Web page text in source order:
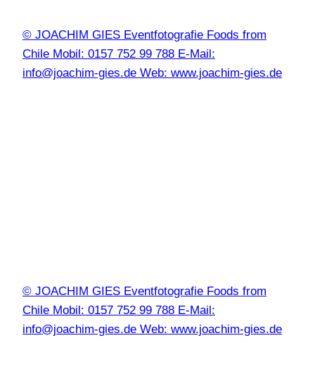
© JOACHIM GIES Eventfotografie Foods from
Chile Mobil: 0157 752 99 788 E-Mail:
info@joachim-gies.de Web: www.joachim-gies.de
© JOACHIM GIES Eventfotografie Foods from
Chile Mobil: 0157 752 99 788 E-Mail:
info@joachim-gies.de Web: www.joachim-gies.de